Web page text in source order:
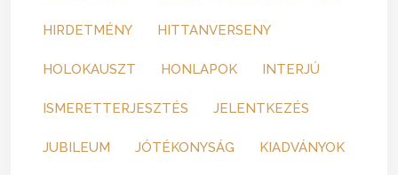
HIRDETMÉNY HITTANVERSENY
HOLOKAUSZT HONLAPOK INTERJÚ
ISMERETTERJESZTÉS JELENTKEZÉS
JUBILEUM JÓTÉKONYSÁG KIADVÁNYOK